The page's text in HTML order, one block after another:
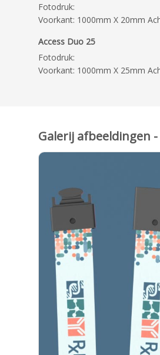
Fotodruk:
Voorkant: 1000mm X 20mm
Access Duo 25
Fotodruk:
Voorkant: 1000mm X 25mm
Galerij afbeeldingen